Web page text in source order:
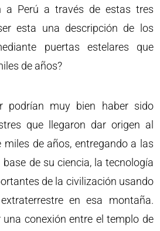
a Perú a través de estas tres
esta una descripción de los
puertas estelares que
de años?
podrían muy bien haber sido
que llegaron dar origen al
de años, entregando a las
de su ciencia, la tecnología
de la civilización usando
en esa montaña.
conexión entre el templo de